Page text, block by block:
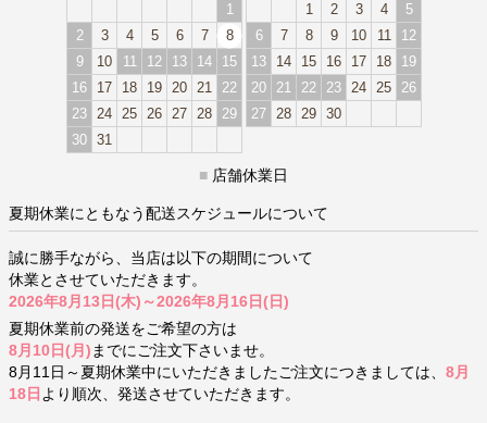
1
2
3 4 5 6 7
8
9
10 11 12 13 14
15
16
17 18 19 20 21
22
23 24 25 26 27 28
29
30 31
1
2 3 4
5
6
7 8 9 10 11
12
13
14 15 16 17 18
19
20
21 22 23 24 25
26
27 28 29 30
■ 店舗休業日
夏期休業にともなう配送スケジュールについて
誠に勝手ながら、当店は以下の期間について
休業とさせていただきます。
2026年8月13日(木)～2026年8月16日(日)
夏期休業前の発送をご希望の方は
8月10日(月) までにご注文下さいませ。
8月11日～夏期休業中にいただきましたご注文につきましては、 8月
18日 より順次、発送させていただきます。